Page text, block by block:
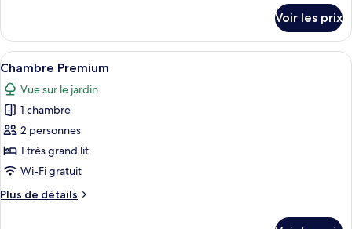
Supérieure,
1
grand
lit,
vue
montagne
le
type
de
chambre
Chambre
Double
Supérieure,
grand
lit,
vue
montagne
Voir les prix
Afficher
toutes
les
photos
pour
ce
type
chambre :
Un couple, vêtu de peignoirs,
13
Chambre Premium
Vue sur le jardin
1 chambre
2 personnes
1 très grand lit
Wi-Fi gratuit
Plus de détails
Plus